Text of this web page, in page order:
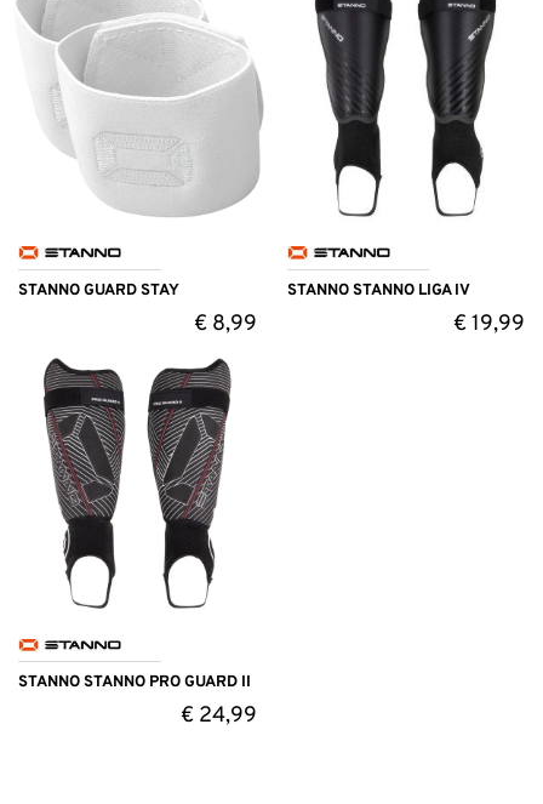
STANNO GUARD STAY
€8,99
STANNO STANNO LIGA IV
€19,99
STANNO STANNO PRO GUARD II
€24,99